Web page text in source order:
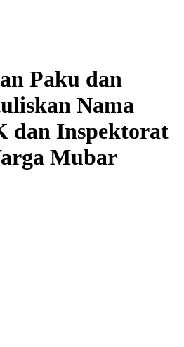
Paku dan
Nama
dan Inspektorat
Mubar